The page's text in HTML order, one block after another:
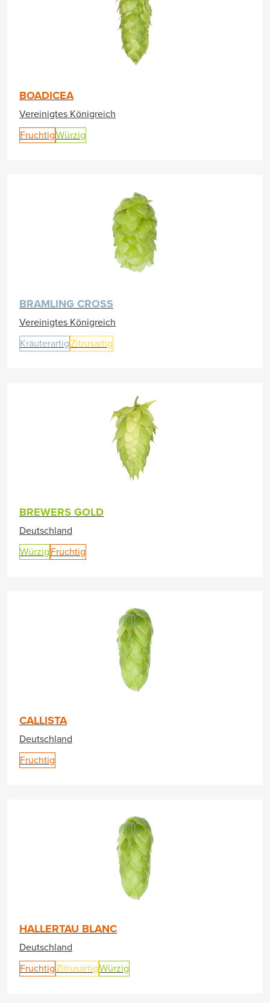
BOADICEA
Vereinigtes Königreich
FruchtigWürzig
BRAMLING CROSS
Vereinigtes Königreich
KräuterartigZitrusartig
BREWERS GOLD
Deutschland
Würzig Fruchtig
CALLISTA
Deutschland
Fruchtig
HALLERTAU BLANC
Deutschland
FruchtigZitrusartigWürzig